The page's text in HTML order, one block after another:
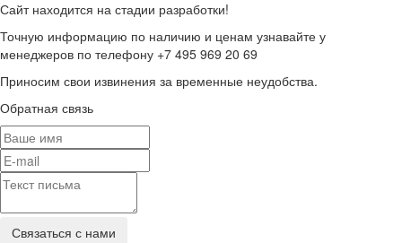
Сайт находится на стадии разработки!
Точную информацию по наличию и ценам узнавайте у
менеджеров по телефону +7 495 969 20 69
Приносим свои извинения за временные неудобства.
Обратная связь